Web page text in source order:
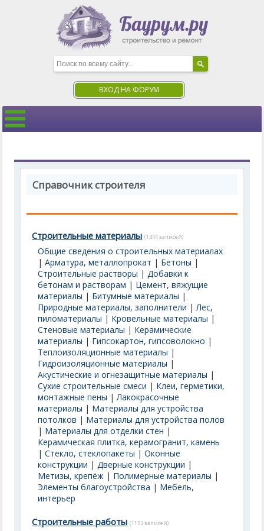
ВХОД НА ФОРУМ
Справочник строителя
Строительные материалы (1344 записей)
Общие сведения о строительных материалах
|Арматура, металлопрокат | Бетоны |
Строительные растворы |Добавки к
бетонам и растворам | Цемент, вяжущие
материалы | Битумные материалы |
Природные материалы, заполнители |Лес,
пиломатериалы | Кровельные материалы |
Стеновые материалы | Керамические
материалы | Гипсокартон, гипсоволокно |
Теплоизоляционные материалы |
Гидроизоляционные материалы |
Акустические и огнезащитные материалы |
Сухие строительные смеси | Клеи, герметики,
монтажные пены |Лакокрасочные
материалы | Материалы для устройства
потолков | Материалы для устройства полов
| Материалы для отделки стен |
Керамическая плитка, керамогранит, камень
|Стекло, стеклопакеты |Оконные
конструкции |Дверные конструкции |
Метизы, крепёж | Полимерные материалы |
Элементы благоустройства | Мебель,
интерьер
Строительные работы (1153 записей)